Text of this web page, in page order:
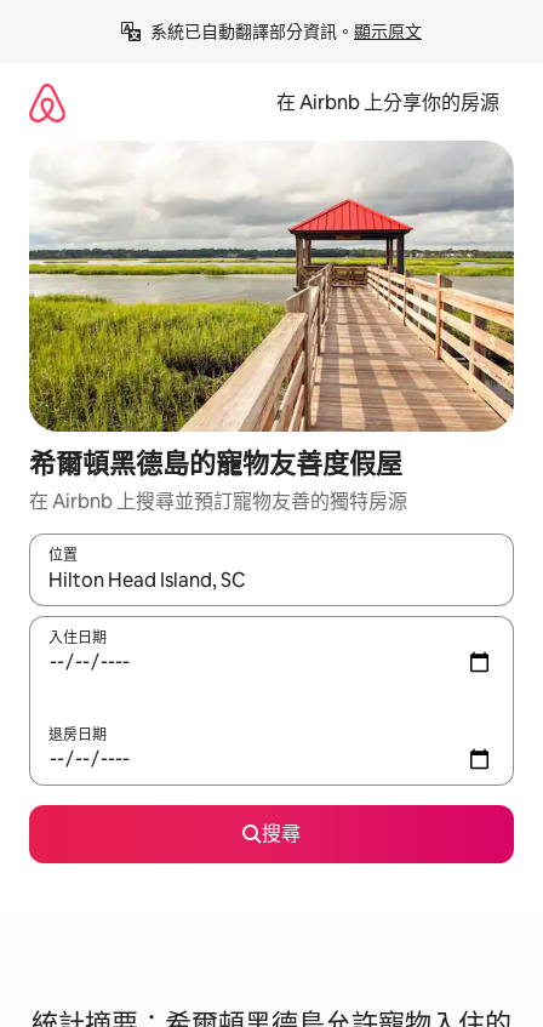
系統已自動翻譯部分資訊。 顯示原文
在 Airbnb 上分享你的房源
希爾頓黑德島的寵物友善度假屋
在 Airbnb 上搜尋並預訂寵物友善的獨特房源
位置
如有搜尋結果，瀏覽內容時請使用上下箭頭，或輕點、滑動裝置。
入住日期
退房日期
搜尋